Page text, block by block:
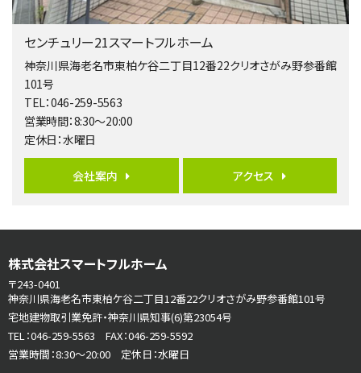
第5位
3,680万円
バ19分・ 歩8分
開放感があり日当たり良好な南西・北西角地区画。 …
第6位
4ＳＬＤＫ
海老名駅
さがみ野駅
歩17分
ご家族が集まるLDKは１７．５帖とゆとりある広さ…
第8位
センチュリー21スマートフルホーム
神奈川県海老名市東柏ケ谷二丁目12番22クリオさがみ野参番館
101号
TEL：046-259-5563
営業時間：8:30～20:00
定休日：水曜日
会社案内 アクセス
株式会社スマートフルホーム
〒243-0401
神奈川県海老名市東柏ケ谷二丁目12番22クリオさがみ野参番館101号
宅地建物取引業免許・神奈川県知事(6)第23054号
TEL：046-259-5563 FAX：046-259-5592
営業時間：8:30～20:00 定休日：水曜日